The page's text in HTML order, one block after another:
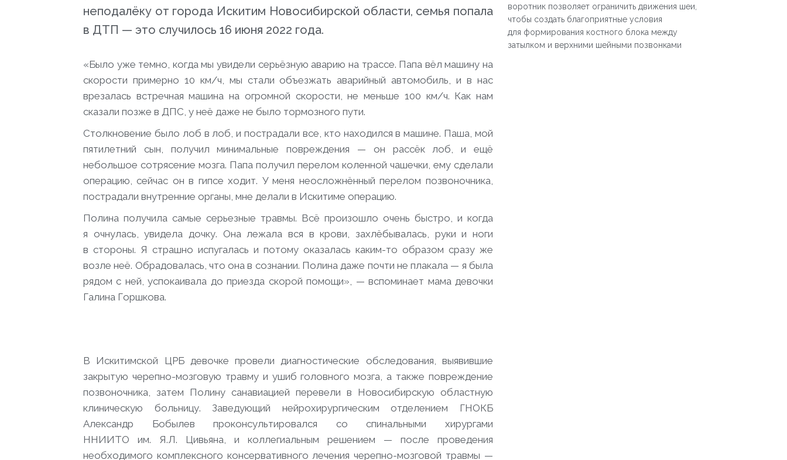
неподалёку от города Искитим Новосибирской области, семья попала
в ДТП — это случилось 16 июня 2022 года.
«Было уже темно, когда мы увидели серьёзную аварию на трассе. Папа вёл машину на
скорости примерно 10 км/ч, мы стали объезжать аварийный автомобиль, и в нас
врезалась встречная машина на огромной скорости, не меньше 100 км/ч. Как нам
сказали позже в ДПС, у неё даже не было тормозного пути.
Столкновение было лоб в лоб, и пострадали все, кто находился в машине. Паша, мой
пятилетний сын, получил минимальные повреждения — он рассёк лоб, и ещё
небольшое сотрясение мозга. Папа получил перелом коленной чашечки, ему сделали
операцию, сейчас он в гипсе ходит. У меня неосложнённый перелом позвоночника,
пострадали внутренние органы, мне делали в Искитиме операцию.
Полина получила самые серьезные травмы. Всё произошло очень быстро, и когда
я очнулась, увидела дочку. Она лежала вся в крови, захлёбывалась, руки и ноги
в стороны. Я страшно испугалась и потому оказалась каким-то образом сразу же
возле неё. Обрадовалась, что она в сознании. Полина даже почти не плакала — я была
рядом с ней, успокаивала до приезда скорой помощи», — вспоминает мама девочки
Галина Горшкова.
В Искитимской ЦРБ девочке провели диагностические обследования, выявившие
закрытую черепно-мозговую травму и ушиб головного мозга, а также повреждение
позвоночника, затем Полину санавиацией перевели в Новосибирскую областную
клиническую больницу. Заведующий нейрохирургическим отделением ГНОКБ
Александр Бобылев проконсультировался со спинальными хирургами
ННИИТО им. Я.Л. Цивьяна, и коллегиальным решением — после проведения
необходимого комплексного консервативного лечения черепно-мозговой травмы —
воротник позволяет ограничить движения шеи,
чтобы создать благоприятные условия
для формирования костного блока между
затылком и верхними шейными позвонками